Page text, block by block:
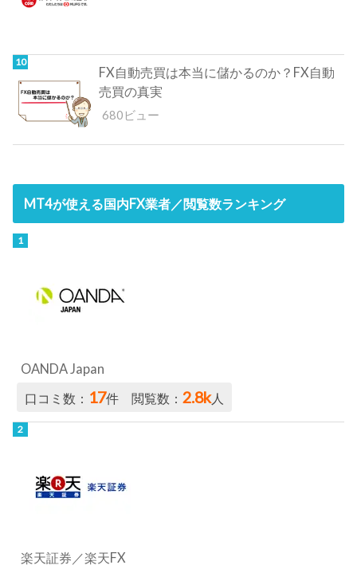
FX自動売買は本当に儲かるのか？FX自動
売買の真実
680ビュー
MT4が使える国内FX業者／閲覧数ランキング
OANDA Japan
口コミ数： 17件 閲覧数：2.8k人
楽天証券／楽天FX